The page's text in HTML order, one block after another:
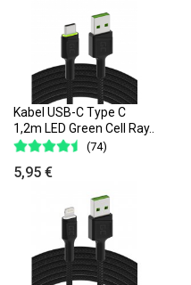
Kabel USB-C Type C
1,2m LED Green Cell Ray..
(74)
5,95 €